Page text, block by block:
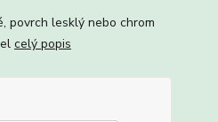
povrch lesklý nebo chrom
celý popis